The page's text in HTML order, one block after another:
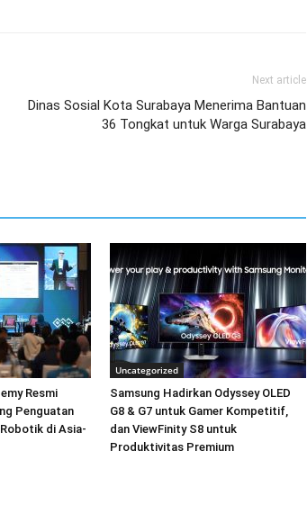
Next article
Dinas Sosial Kota Surabaya Menerima Bantuan
36 Tongkat untuk Warga Surabaya
Resmi
Penguatan
di Asia-
Uncategorized
Samsung Hadirkan Odyssey OLED
G8 & G7 untuk Gamer Kompetitif,
dan ViewFinity S8 untuk
Produktivitas Premium